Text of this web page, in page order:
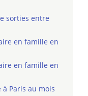
sorties entre
en famille en
en famille en
à Paris au mois